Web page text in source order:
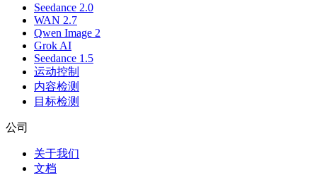
Seedance 2.0
WAN 2.7
Qwen Image 2
Grok AI
Seedance 1.5
运动控制
内容检测
目标检测
公司
关于我们
文档